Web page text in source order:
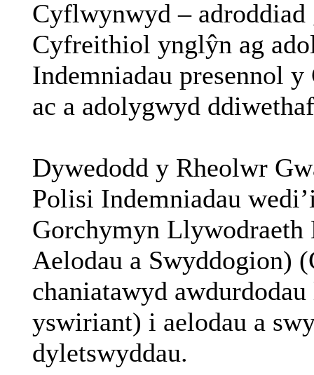
Cyflwynwyd – adroddiad
Cyfreithiol ynglŷn ag
Indemniadau presennol y
ac a adolygwyd ddiwethaf
Dywedodd y Rheolwr
Polisi Indemniadau
Gorchymyn Llywodraeth
Aelodau a Swyddogion)
chaniatawyd awdurdodau
yswiriant) i aelodau a
dyletswyddau.